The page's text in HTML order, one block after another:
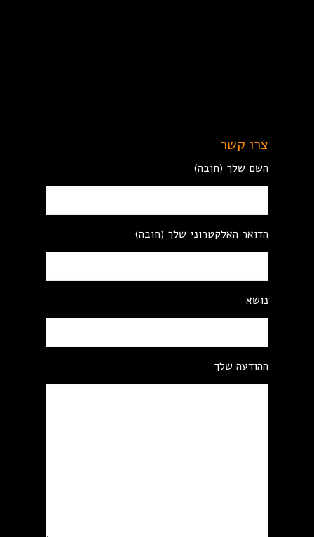
צרו קשר
השם שלך (חובה)
הדואר האלקטרוני שלך (חובה)
נושא
ההודעה שלך